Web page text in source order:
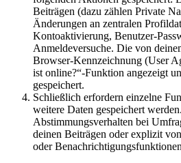
Beiträgen (dazu zählen Private
Änderungen an zentralen
Kontoaktivierung, Benutzer-
Anmeldeversuche. Die von
Browser-Kennzeichnung (User
ist online?“-Funktion angezeigt
gespeichert.
Schließlich erfordern einzelne
weitere Daten gespeichert
Abstimmungsverhalten bei
deinen Beiträgen oder explizit
oder